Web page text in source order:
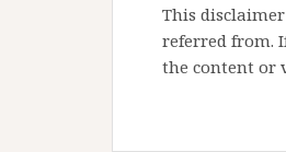
This
referred from.
the content or